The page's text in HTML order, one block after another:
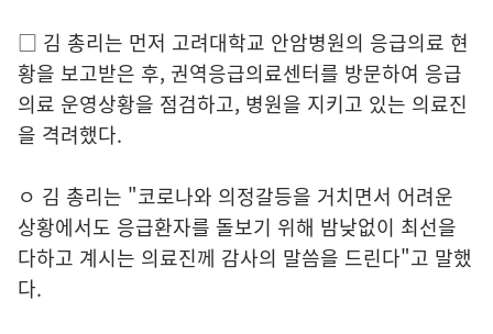
□ 김 총리는 먼저 고려대학교 안암병원의 응급의료 현
황을 보고받은 후, 권역응급의료센터를 방문하여 응급
의료 운영상황을 점검하고, 병원을 지키고 있는 의료진
을 격려했다.
ㅇ 김 총리는 "코로나와 의정갈등을 거치면서 어려운
상황에서도 응급환자를 돌보기 위해 밤낮없이 최선을
다하고 계시는 의료진께 감사의 말씀을 드린다"고 말했
다.